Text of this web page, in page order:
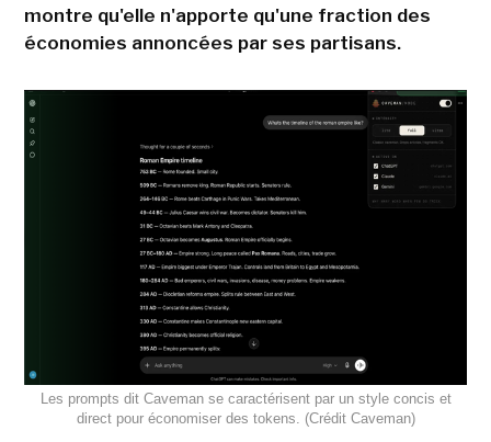
montre qu'elle n'apporte qu'une fraction des
économies annoncées par ses partisans.
Les prompts dit Caveman se caractérisent par un style concis et
direct pour économiser des tokens. (Crédit Caveman)